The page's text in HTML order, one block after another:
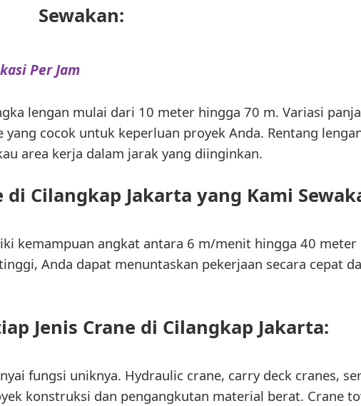
Sewakan:
Per Jam
lengan mulai dari 10 meter hingga 70 m. Variasi
cocok untuk keperluan proyek Anda. Rentang
area kerja dalam jarak yang diinginkan.
Cilangkap Jakarta yang Kami
kemampuan angkat antara 6 m/menit hingga 40 meter
Anda dapat menuntaskan pekerjaan secara cepat
Jenis Crane di Cilangkap Jakarta:
fungsi uniknya. Hydraulic crane, carry deck cranes,
konstruksi dan pengangkutan material berat. Crane